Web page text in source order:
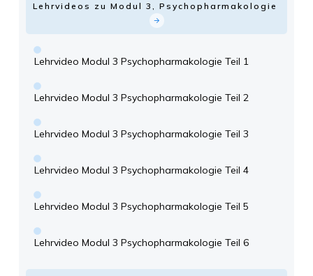
Lehrvideos zu Modul 3, Psychopharmakologie
Lehrvideo Modul 3 Psychopharmakologie Teil 1
Lehrvideo Modul 3 Psychopharmakologie Teil 2
Lehrvideo Modul 3 Psychopharmakologie Teil 3
Lehrvideo Modul 3 Psychopharmakologie Teil 4
Lehrvideo Modul 3 Psychopharmakologie Teil 5
Lehrvideo Modul 3 Psychopharmakologie Teil 6